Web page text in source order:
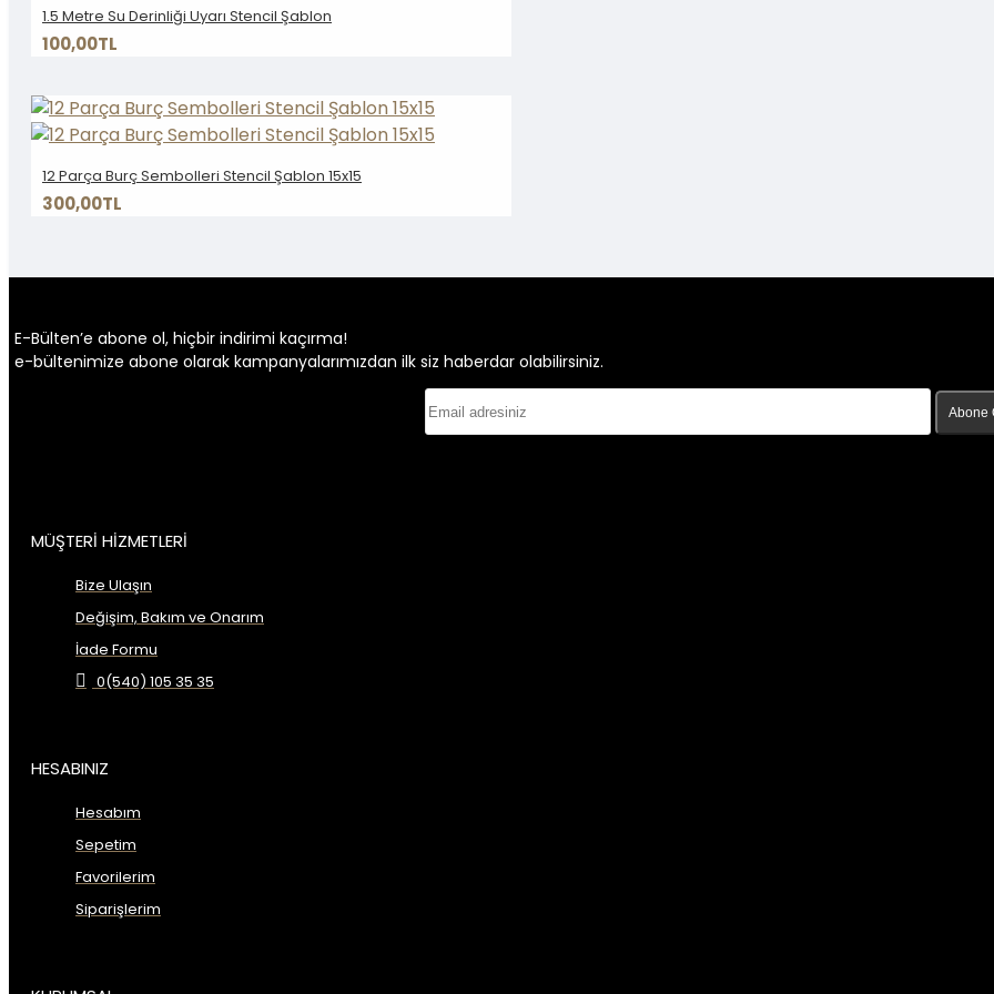
1.5 Metre Su Derinliği Uyarı Stencil Şablon
100,00TL
12 Parça Burç Sembolleri Stencil Şablon 15x15
300,00TL
E-Bülten’e abone ol, hiçbir indirimi kaçırma!
e-bültenimize abone olarak kampanyalarımızdan ilk siz haberdar olabilirsiniz.
Abone
MÜŞTERİ HİZMETLERİ
Bize Ulaşın
Değişim, Bakım ve Onarım
İade Formu
0(540) 105 35 35
HESABINIZ
Hesabım
Sepetim
Favorilerim
Siparişlerim